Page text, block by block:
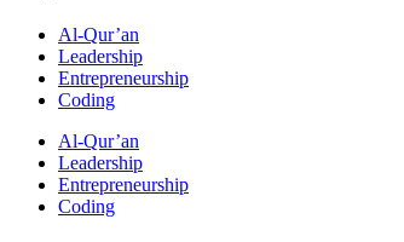
Al-Qur’an
Leadership
Entrepreneurship
Coding
Al-Qur’an
Leadership
Entrepreneurship
Coding